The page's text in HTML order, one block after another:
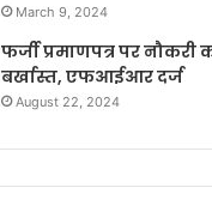
March 9, 2024
फर्जी प्रमाणपत्र पर नौकरी
बर्खास्त, एफआईआर दर्ज
August 22, 2024